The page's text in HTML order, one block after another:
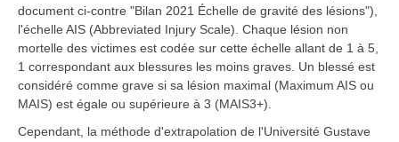
document ci-contre "Bilan 2021 Échelle de gravité des lésions"),
l'échelle AIS (Abbreviated Injury Scale). Chaque lésion non
mortelle des victimes est codée sur cette échelle allant de 1 à 5,
1 correspondant aux blessures les moins graves. Un blessé est
considéré comme grave si sa lésion maximal (Maximum AIS ou
MAIS) est égale ou supérieure à 3 (MAIS3+).
Cependant, la méthode d'extrapolation de l'Université Gustave